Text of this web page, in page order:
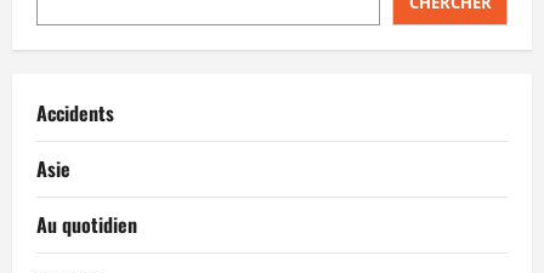
n
d
’
a
r
Accidents
Asie
Au quotidien